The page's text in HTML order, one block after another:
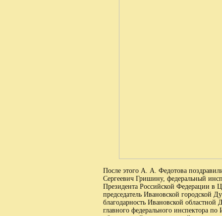
После этого А. А. Федотова
Сергеевич Гришину, федеральный
Президента Российской Федерации в
председатель Ивановской городской
благодарность Ивановской областной
главного федерального инспектора